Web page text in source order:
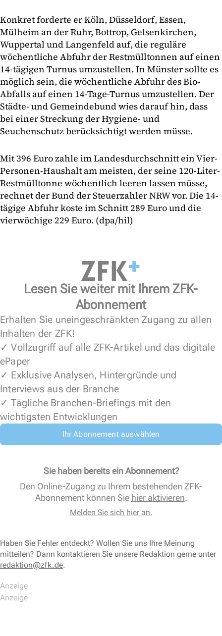
Konkret forderte er Köln, Düsseldorf, Essen,
Mülheim an der Ruhr, Bottrop, Gelsenkirchen,
Wuppertal und Langenfeld auf, die reguläre
wöchentliche Abfuhr der Restmülltonnen auf einen
14-tägigen Turnus umzustellen. In Münster sollte es
möglich sein, die wöchentliche Abfuhr des Bio-
Abfalls auf einen 14-Tage-Turnus umzustellen. Der
Städte- und Gemeindebund wies darauf hin, dass
bei einer Streckung der Hygiene- und
Seuchenschutz berücksichtigt werden müsse.
Mit 396 Euro zahle im Landesdurchschnitt ein Vier-
Personen-Haushalt am meisten, der seine 120-Liter-
Restmülltonne wöchentlich leeren lassen müsse,
rechnet der Bund der Steuerzahler NRW vor. Die 14-
tägige Abfuhr koste im Schnitt 289 Euro und die
vierwöchige 229 Euro. (dpa/hil)
Lesen Sie weiter mit Ihrem ZFK-
Abonnement
Erhalten Sie uneingeschränkten Zugang zu allen
Inhalten der ZFK!
✓ Vollzugriff auf alle ZFK-Artikel und das digitale
ePaper
✓ Exklusive Analysen, Hintergründe und
Interviews aus der Branche
✓ Tägliche Branchen-Briefings mit den
wichtigsten Entwicklungen
Ihr Abonnement auswählen
Sie haben bereits ein Abonnement?
Den Online-Zugang zu Ihrem bestehenden ZFK-
Abonnement können Sie hier aktivieren.
Melden Sie sich hier an.
Haben Sie Fehler entdeckt? Wollen Sie uns Ihre Meinung
mitteilen? Dann kontaktieren Sie unsere Redaktion gerne unter
redaktion@zfk.de.